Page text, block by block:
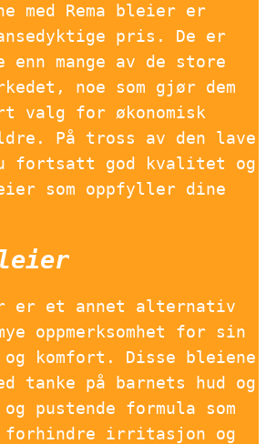
med Rema bleier er
pris. De er
mange av de store
noe som gjør dem
valg for økonomisk
På tross av den lave
fortsatt god kvalitet og
som oppfyller dine
er et annet alternativ
oppmerksomhet for sin
komfort. Disse bleiene
tanke på barnets hud og
pustende formula som
forhindre irritasjon og